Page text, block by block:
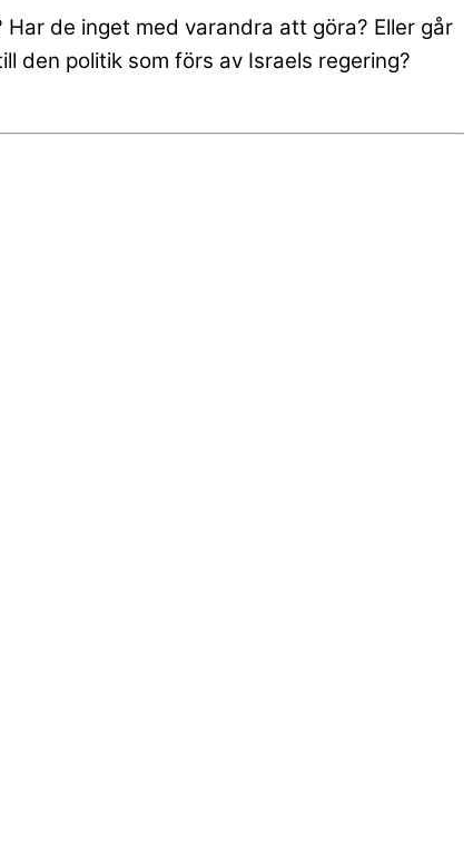
de inget med varandra att göra? Eller går
den politik som förs av Israels regering?